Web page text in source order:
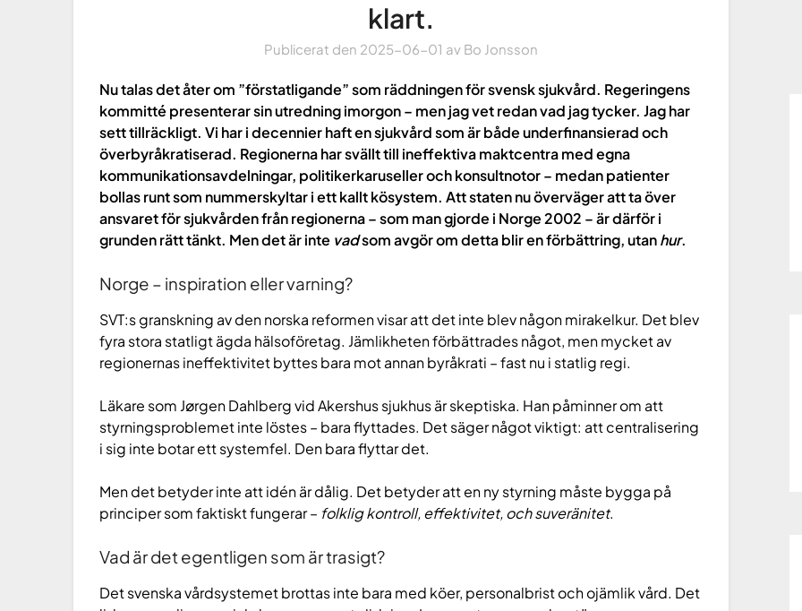
klart.
Publicerat den 2025-06-01 av Bo Jonsson
Nu talas det åter om ”förstatligande” som räddningen för svensk sjukvård. Regeringens
kommitté presenterar sin utredning imorgon – men jag vet redan vad jag tycker. Jag har
sett tillräckligt. Vi har i decennier haft en sjukvård som är både underfinansierad och
överbyråkratiserad. Regionerna har svällt till ineffektiva maktcentra med egna
kommunikationsavdelningar, politikerkaruseller och konsultnotor – medan patienter
bollas runt som nummerskyltar i ett kallt kösystem. Att staten nu överväger att ta över
ansvaret för sjukvården från regionerna – som man gjorde i Norge 2002 – är därför i
grunden rätt tänkt. Men det är inte vadsom avgör om detta blir en förbättring, utanhur.
Norge – inspiration eller varning?
SVT:s granskning av den norska reformen visar att det inte blev någon mirakelkur. Det blev
fyra stora statligt ägda hälsoföretag. Jämlikheten förbättrades något, men mycket av
regionernas ineffektivitet byttes bara mot annan byråkrati – fast nu i statlig regi.
Läkare som Jørgen Dahlberg vid Akershus sjukhus är skeptiska. Han påminner om att
styrningsproblemet inte löstes – bara flyttades. Det säger något viktigt: att centralisering
i sig inte botar ett systemfel. Den bara flyttar det.
Men det betyder inte att idén är dålig. Det betyder att en ny styrning måste bygga på
principer som faktiskt fungerar – folklig kontroll, effektivitet, och suveränitet.
Vad är det egentligen som är trasigt?
Det svenska vårdsystemet brottas inte bara med köer, personalbrist och ojämlik vård. Det